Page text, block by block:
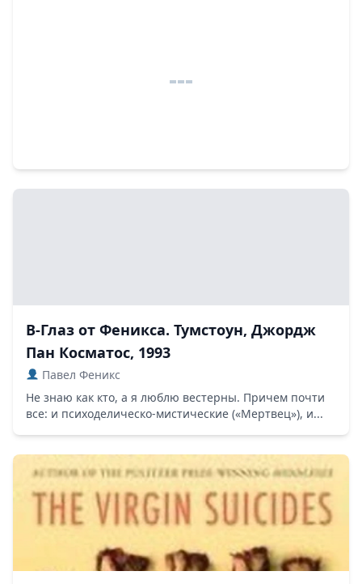
В-Глаз от Феникса. Тумстоун, Джордж
Пан Косматос, 1993
Павел Феникс
Не знаю как кто, а я люблю вестерны. Причем почти
все: и психоделическо-мистические («Мертвец»), и...